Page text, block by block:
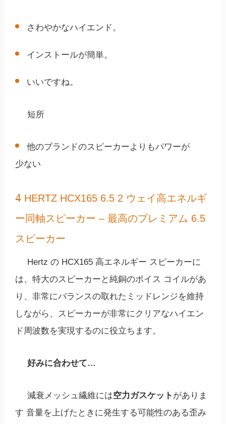
さわやかなハイエンド。
インストールが簡単。
いいですね。
短所
他のブランドのスピーカーよりもパワーが
少ない
4 HERTZ HCX165 6.5 2 ウェイ高エネルギ
ー同軸スピーカー – 最高のプレミアム 6.5
スピーカー
Hertz の HCX165 高エネルギー スピーカーに
は、特大のスピーカーと純銅のボイス コイルがあ
り、非常にバランスの取れたミッドレンジを維持
しながら、スピーカーが非常にクリアなハイエン
ド周波数を実現するのに役立ちます。
好みに合わせて…
減衰メッシュ繊維には空力ガスケット がありま
す 音量を上げたときに発生する可能性のある歪み